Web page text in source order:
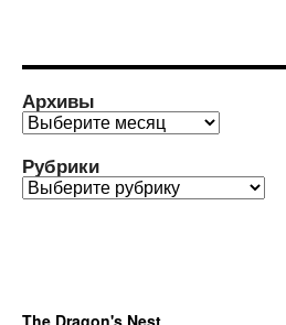
Архивы
Архивы
Рубрики
Рубрики
The Dragon's Nest